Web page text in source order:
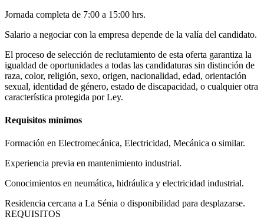
Jornada completa de 7:00 a 15:00 hrs.
Salario a negociar con la empresa depende de la valía del candidato.
El proceso de selección de reclutamiento de esta oferta garantiza la
igualdad de oportunidades a todas las candidaturas sin distinción de
raza, color, religión, sexo, origen, nacionalidad, edad, orientación
sexual, identidad de género, estado de discapacidad, o cualquier otra
característica protegida por Ley.
Requisitos mínimos
Formación en Electromecánica, Electricidad, Mecánica o similar.
Experiencia previa en mantenimiento industrial.
Conocimientos en neumática, hidráulica y electricidad industrial.
Residencia cercana a La Sénia o disponibilidad para desplazarse.
REQUISITOS